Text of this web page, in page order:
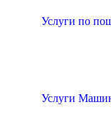
Услуги по
Услуги